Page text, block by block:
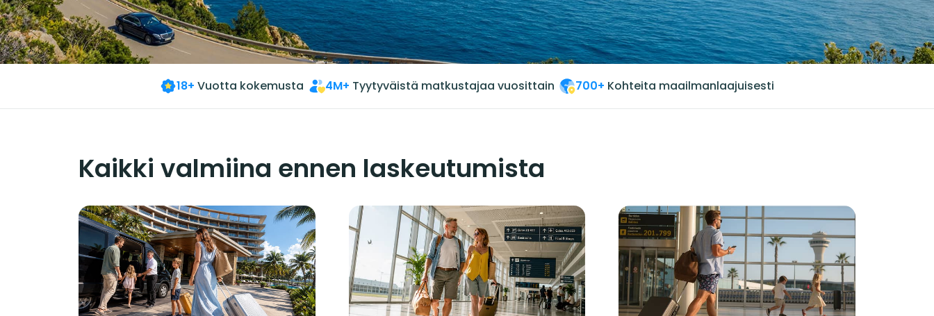
18+ Vuotta kokemusta 4M+ Tyytyväistä matkustajaa vuosittain 700+ Kohteita maailmanlaajuisesti
Kaikki valmiina ennen laskeutumista